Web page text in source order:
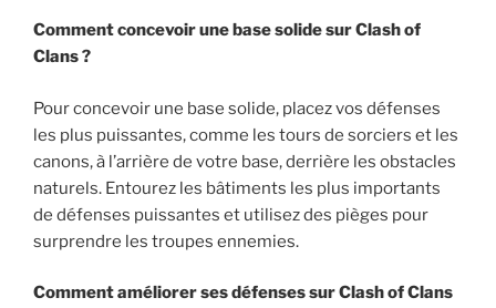
Comment concevoir une base solide sur Clash of
Clans ?
Pour concevoir une base solide, placez vos défenses
les plus puissantes, comme les tours de sorciers et les
canons, à l’arrière de votre base, derrière les obstacles
naturels. Entourez les bâtiments les plus importants
de défenses puissantes et utilisez des pièges pour
surprendre les troupes ennemies.
Comment améliorer ses défenses sur Clash of Clans